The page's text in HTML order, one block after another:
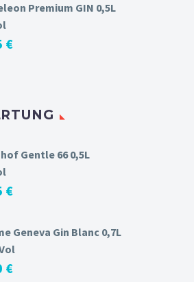
Premium GIN 0,5L
€
Gentle 66 0,5L
€
Geneva Gin Blanc 0,7L
€